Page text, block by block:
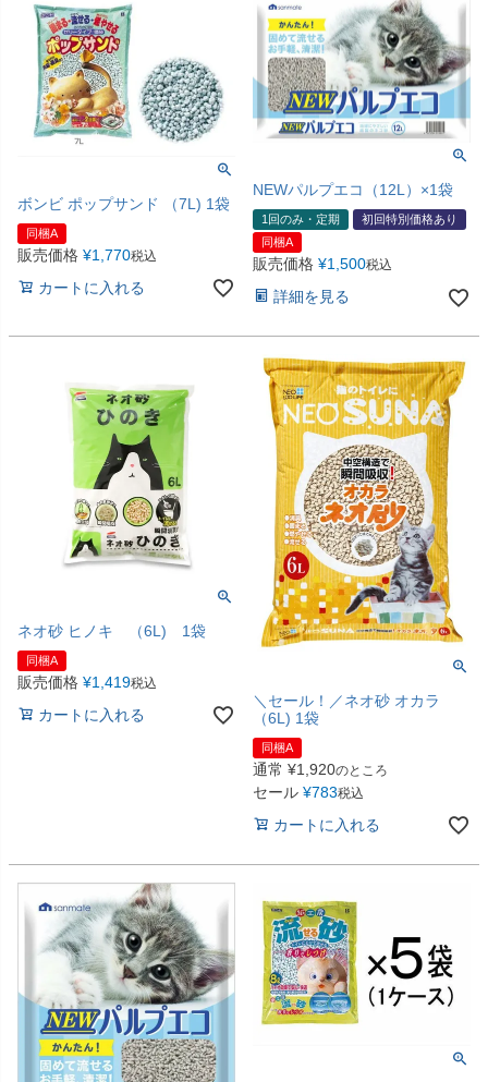
ボンビ ポップサンド （7L) 1袋
同梱A
販売価格 ¥1,770税込
カートに入れる
NEWパルプエコ（12L）×1袋
1回のみ・定期
初回特別価格あり
同梱A
販売価格 ¥1,500税込
詳細を見る
ネオ砂 ヒノキ （6L) 1袋
同梱A
販売価格 ¥1,419税込
カートに入れる
＼セール！／ネオ砂 オカラ
（6L) 1袋
同梱A
通常 ¥1,920のところ
セール ¥783税込
カートに入れる